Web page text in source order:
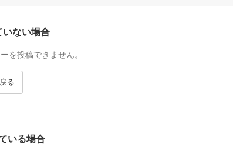
いない場合
を投稿できません。
る
いる場合